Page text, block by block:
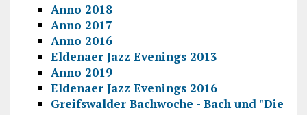
Anno 2018
Anno 2017
Anno 2016
Eldenaer Jazz Evenings 2013
Anno 2019
Eldenaer Jazz Evenings 2016
Greifswalder Bachwoche - Bach und "Die